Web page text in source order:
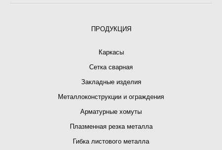
ПРОДУКЦИЯ
Каркасы
Сетка сварная
Закладные изделия
Металлоконструкции и ограждения
Арматурные хомуты
Плазменная резка металла
Гибка листового металла